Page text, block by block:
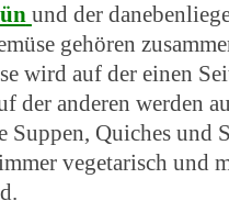
und der
gehören
wird auf der einen
der anderen werden
Suppen, Quiches und
vegetarisch und